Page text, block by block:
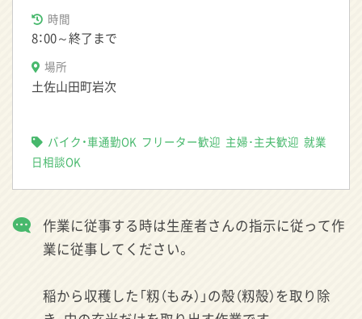
時間
8：00～終了まで
場所
土佐山田町岩次
バイク・車通勤OK フリーター歓迎 主婦･主夫歓迎 就業
日相談OK
作業に従事する時は生産者さんの指示に従って作
業に従事してください。
稲から収穫した「籾（もみ）」の殻（籾殻）を取り除